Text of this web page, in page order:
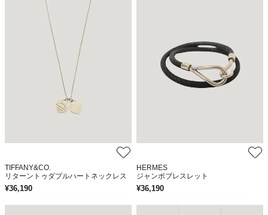
TIFFANY&CO.
リターントゥダブルハートネックレス
¥36,190
HERMES
ジャンボブレスレット
¥36,190